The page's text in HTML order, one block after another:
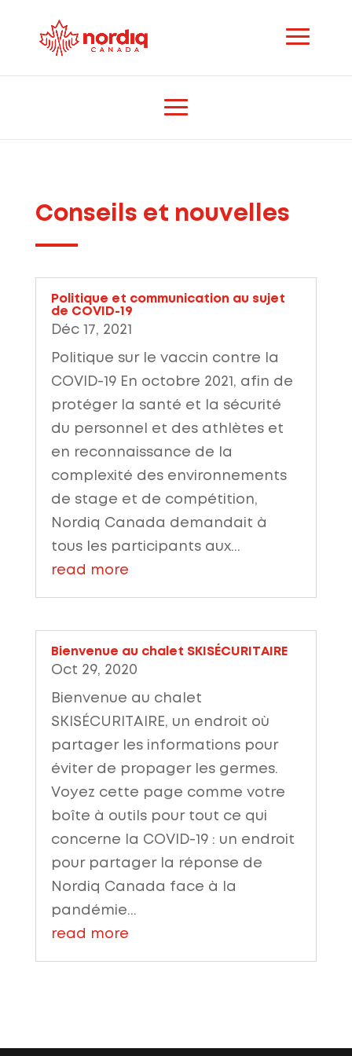
Conseils et nouvelles
Politique et communication au sujet
de COVID-19
Déc 17, 2021
Politique sur le vaccin contre la
COVID-19 En octobre 2021, afin de
protéger la santé et la sécurité
du personnel et des athlètes et
en reconnaissance de la
complexité des environnements
de stage et de compétition,
Nordiq Canada demandait à
tous les participants aux...
read more
Bienvenue au chalet SKISÉCURITAIRE
Oct 29, 2020
Bienvenue au chalet
SKISÉCURITAIRE, un endroit où
partager les informations pour
éviter de propager les germes.
Voyez cette page comme votre
boîte à outils pour tout ce qui
concerne la COVID-19 : un endroit
pour partager la réponse de
Nordiq Canada face à la
pandémie...
read more